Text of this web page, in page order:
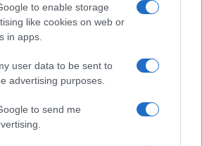
to enable storage
like cookies on web or
in apps.
user data to be sent to
advertising purposes.
to send me